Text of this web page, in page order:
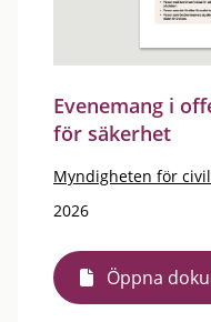
Evenemang i
för säkerhet
Myndigheten för
2026
Öppna